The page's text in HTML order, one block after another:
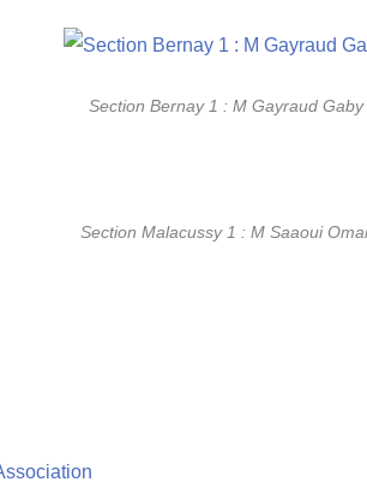
Section Bernay 1 : M Gayraud Gaby
Section Malacussy 1 : M Saaoui